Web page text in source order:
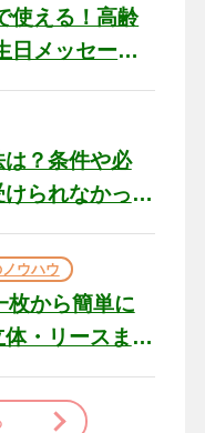
使える！高齢
日メッセージ
？条件や必
られなかっ
ウハウ
枚から簡単に
・リースま